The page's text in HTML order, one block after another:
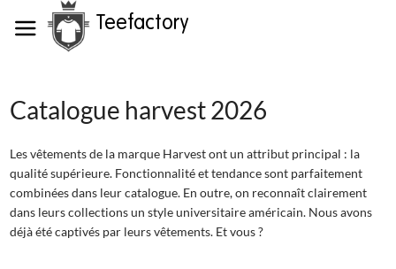
Teefactory
Catalogue harvest 2026
Les vêtements de la marque Harvest ont un attribut principal : la
qualité supérieure. Fonctionnalité et tendance sont parfaitement
combinées dans leur catalogue. En outre, on reconnaît clairement
dans leurs collections un style universitaire américain. Nous avons
déjà été captivés par leurs vêtements. Et vous ?